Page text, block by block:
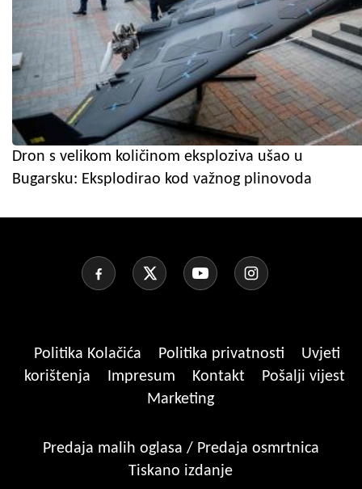
Dron s velikom količinom eksploziva ušao u
Bugarsku: Eksplodirao kod važnog plinovoda
Politika Kolačića Politika privatnosti
Uvjeti
korištenja
Impresum Kontakt
Pošalji vijest
Marketing
Predaja malih oglasa / Predaja osmrtnica
Tiskano izdanje